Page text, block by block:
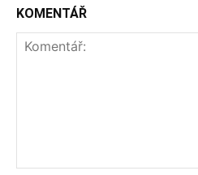
KOMENTÁŘ